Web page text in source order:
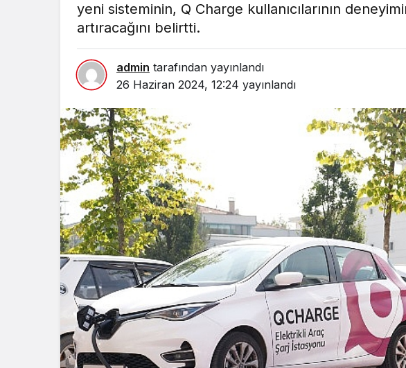
yeni sisteminin, Q Charge kullanıcılarının
artıracağını belirtti.
admin tarafından yayınlandı
26 Haziran 2024, 12:24 yayınlandı
Spor
Türkiye’nin En Uzun
Maratonu Başladı